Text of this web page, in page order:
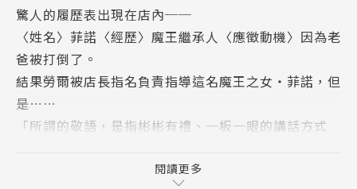
驚人的履歷表出現在店內──
〈姓名〉菲諾〈經歷〉魔王繼承人〈應徵動機〉因為老
爸被打倒了。
結果勞爾被店長指名負責指導這名魔王之女‧菲諾，但
是……
「所謂的敬語，是指彬彬有禮、一板一眼的講話方式
「呵哈哈哈哈！真虧你有辦法來到本收銀台哪，這位該
閱讀更多